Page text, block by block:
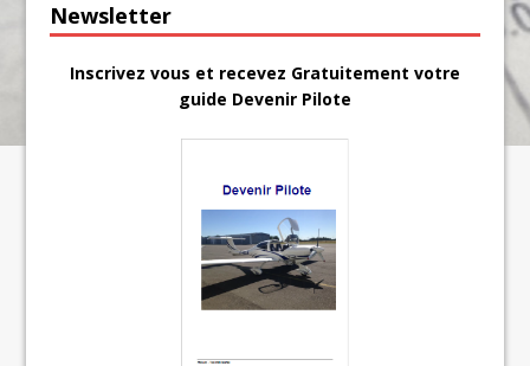
Newsletter
Inscrivez vous et recevez Gratuitement votre
guide Devenir Pilote